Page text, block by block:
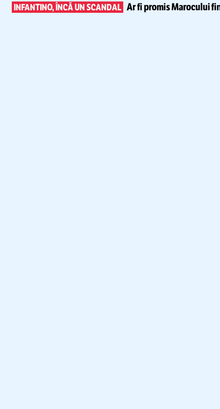
INFANTINO, ÎNCĂ UN SCANDAL Ar fi promis Marocului